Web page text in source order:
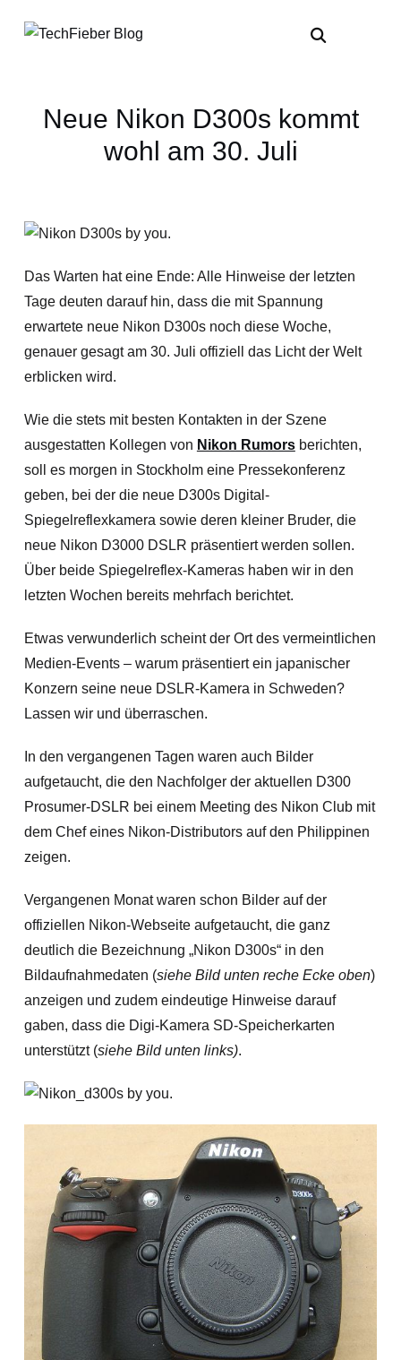
Neue Nikon D300s kommt
wohl am 30. Juli
Das Warten hat eine Ende: Alle Hinweise der letzten
Tage deuten darauf hin, dass die mit Spannung
erwartete neue Nikon D300s noch diese Woche,
genauer gesagt am 30. Juli offiziell das Licht der Welt
erblicken wird.
Wie die stets mit besten Kontakten in der Szene
ausgestatten Kollegen von Nikon Rumorsberichten,
soll es morgen in Stockholm eine Pressekonferenz
geben, bei der die neue D300s Digital-
Spiegelreflexkamera sowie deren kleiner Bruder, die
neue Nikon D3000 DSLR präsentiert werden sollen.
Über beide Spiegelreflex-Kameras haben wir in den
letzten Wochen bereits mehrfach berichtet.
Etwas verwunderlich scheint der Ort des vermeintlichen
Medien-Events – warum präsentiert ein japanischer
Konzern seine neue DSLR-Kamera in Schweden?
Lassen wir und überraschen.
In den vergangenen Tagen waren auch Bilder
aufgetaucht, die den Nachfolger der aktuellen D300
Prosumer-DSLR bei einem Meeting des Nikon Club mit
dem Chef eines Nikon-Distributors auf den Philippinen
zeigen.
Vergangenen Monat waren schon Bilder auf der
offiziellen Nikon-Webseite aufgetaucht, die ganz
deutlich die Bezeichnung „Nikon D300s“ in den
Bildaufnahmedaten (siehe Bild unten reche Ecke oben)
anzeigen und zudem eindeutige Hinweise darauf
gaben, dass die Digi-Kamera SD-Speicherkarten
unterstützt (siehe Bild unten links).